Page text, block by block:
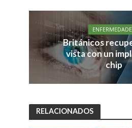
Británicos
vista con un
chip
RELACIONADOS